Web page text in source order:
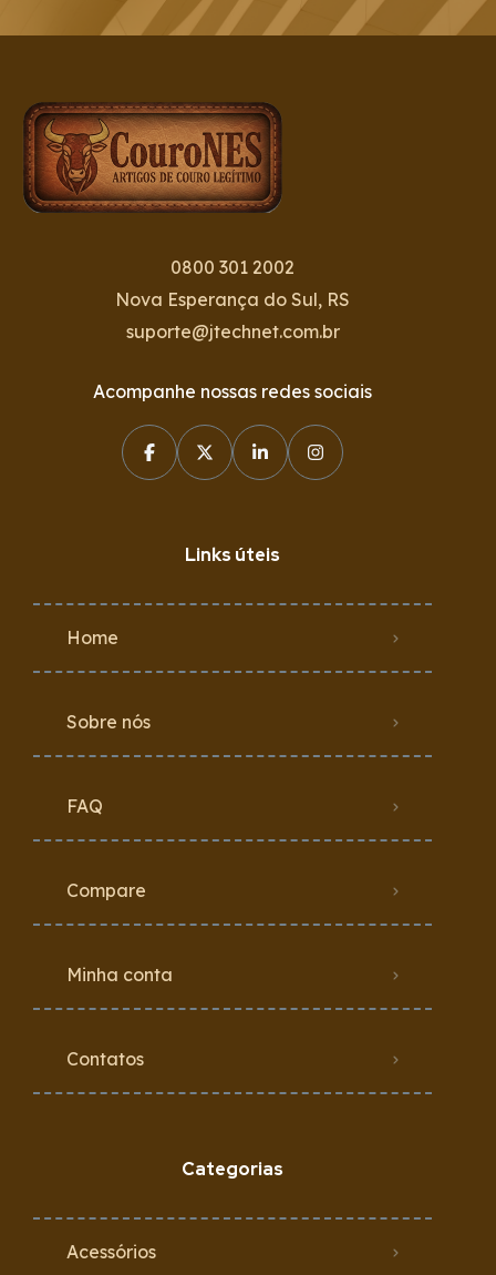
0800 301 2002
Nova Esperança do Sul, RS
suporte@jtechnet.com.br
Acompanhe nossas redes sociais
Links úteis
Home
Sobre nós
FAQ
Compare
Minha conta
Contatos
Categorias
Acessórios